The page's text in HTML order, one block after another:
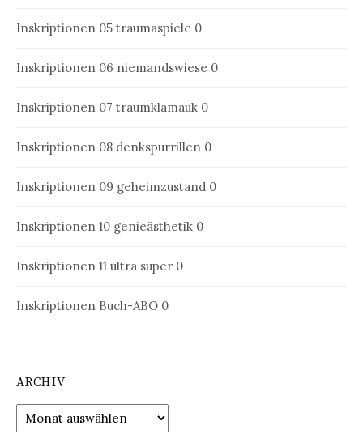
Inskriptionen 05 traumaspiele 0
Inskriptionen 06 niemandswiese 0
Inskriptionen 07 traumklamauk 0
Inskriptionen 08 denkspurrillen 0
Inskriptionen 09 geheimzustand 0
Inskriptionen 10 genieästhetik 0
Inskriptionen 11 ultra super 0
Inskriptionen Buch-ABO 0
ARCHIV
Archiv